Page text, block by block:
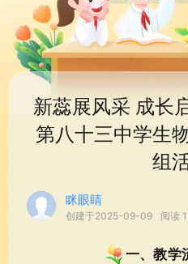
新蕊展风采 成
第八十三中学生
组
眯眼睛
创建于2025-09-09 阅读
一、教学